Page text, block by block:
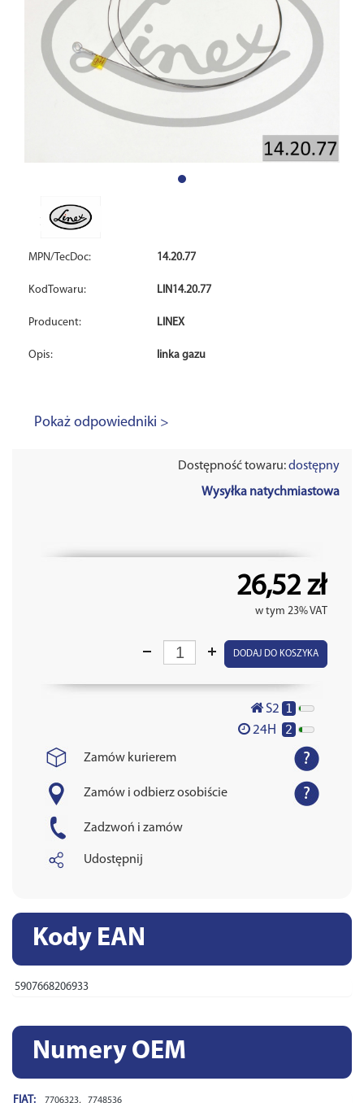
MPN/TecDoc: 14.20.77
KodTowaru: LIN14.20.77
Producent: LINEX
Opis: linka gazu
Pokaż odpowiedniki >
Dostępność towaru:dostępny
Wysyłka natychmiastowa
26,52 zł
w tym 23% VAT
DODAJ DO KOSZYKA
S2 1
24H 2
Zamów kurierem
Zamów i odbierz osobiście
Zadzwoń i zamów
Udostępnij
Kody EAN
5907668206933
Numery OEM
FIAT: 7706323, 7748536